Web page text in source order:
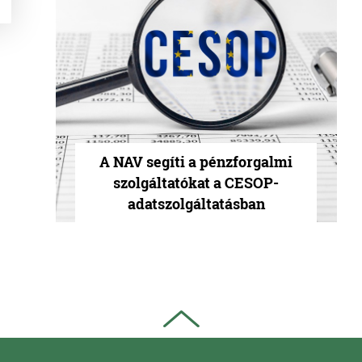
A NAV segíti a pénzforgalmi
szolgáltatókat a CESOP-
adatszolgáltatásban